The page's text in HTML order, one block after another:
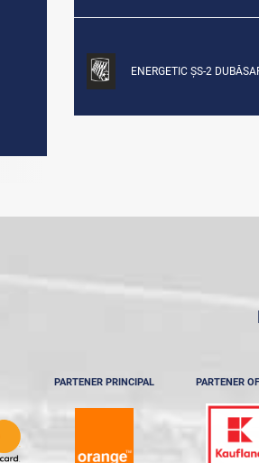
ENERGETIC ȘS-2
PARTENER PRINCIPAL PARTENER